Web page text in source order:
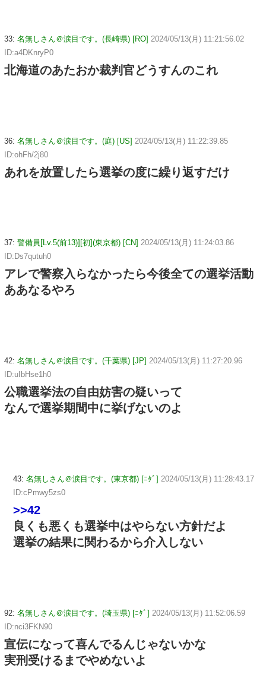
33: 名無しさん＠涙目です。(長崎県) [RO] 2024/05/13(月) 11:21:56.02
ID:a4DKnryP0
北海道のあたおか裁判官どうすんのこれ
36: 名無しさん＠涙目です。(庭) [US] 2024/05/13(月) 11:22:39.85
ID:ohFh/2j80
あれを放置したら選挙の度に繰り返すだけ
37: 警備員[Lv.5(前13)][初](東京都) [CN] 2024/05/13(月) 11:24:03.86
ID:Ds7qutuh0
アレで警察入らなかったら今後全ての選挙活動
ああなるやろ
42: 名無しさん＠涙目です。(千葉県) [JP] 2024/05/13(月) 11:27:20.96
ID:uIbHse1h0
公職選挙法の自由妨害の疑いって
なんで選挙期間中に挙げないのよ
43: 名無しさん＠涙目です。(東京都) [ﾆﾀﾞ] 2024/05/13(月) 11:28:43.17
ID:cPmwy5zs0
>>42
良くも悪くも選挙中はやらない方針だよ
選挙の結果に関わるから介入しない
92: 名無しさん＠涙目です。(埼玉県) [ﾆﾀﾞ] 2024/05/13(月) 11:52:06.59
ID:nci3FKN90
宣伝になって喜んでるんじゃないかな
実刑受けるまでやめないよ